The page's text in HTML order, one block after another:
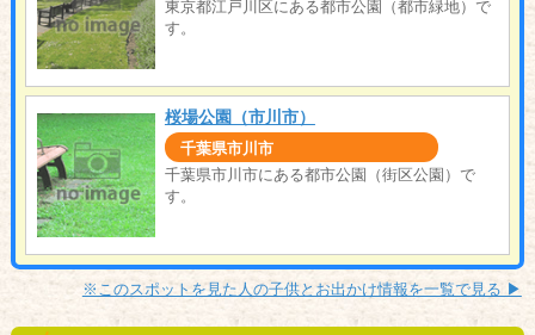
東京都江戸川区にある都市公園（都市緑地）で
す。
桜場公園（市川市）
千葉県市川市
千葉県市川市にある都市公園（街区公園）で
す。
※このスポットを見た人の子供とお出かけ情報を一覧で見る ▶︎